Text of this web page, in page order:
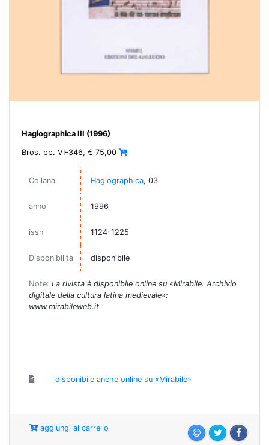
Hagiographica III (1996)
Bros. pp. VI-346, € 75,00
Collana Hagiographica, 03
anno 1996
issn 1124-1225
Disponibilità disponibile
Note: La rivista è disponibile online su «Mirabile. Archivio
digitale della cultura latina medievale»:
www.mirabileweb.it
disponibile anche online su «Mirabile»
aggiungi al carrello